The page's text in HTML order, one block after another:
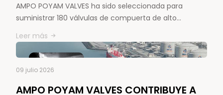
AMPO POYAM VALVES ha sido seleccionada para
suministrar 180 válvulas de compuerta de alto…
Leer más
09 julio 2026
AMPO POYAM VALVES CONTRIBUYE A